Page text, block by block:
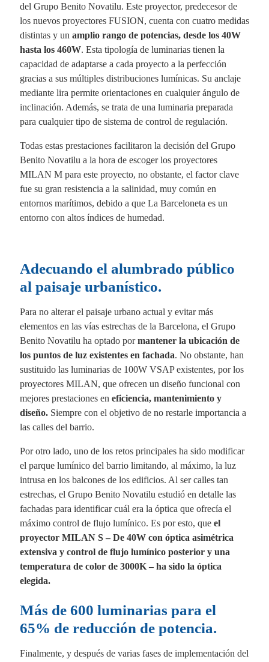
del Grupo Benito Novatilu. Este proyector, predecesor de
los nuevos proyectores FUSION, cuenta con cuatro medidas
distintas y un amplio rango de potencias, desde los 40W
hasta los 460W. Esta tipología de luminarias tienen la
capacidad de adaptarse a cada proyecto a la perfección
gracias a sus múltiples distribuciones lumínicas. Su anclaje
mediante lira permite orientaciones en cualquier ángulo de
inclinación. Además, se trata de una luminaria preparada
para cualquier tipo de sistema de control de regulación.
Todas estas prestaciones facilitaron la decisión del Grupo
Benito Novatilu a la hora de escoger los proyectores
MILAN M para este proyecto, no obstante, el factor clave
fue su gran resistencia a la salinidad, muy común en
entornos marítimos, debido a que La Barceloneta es un
entorno con altos índices de humedad.
Adecuando el alumbrado público
al paisaje urbanístico.
Para no alterar el paisaje urbano actual y evitar más
elementos en las vías estrechas de la Barcelona, el Grupo
Benito Novatilu ha optado pormantener la ubicación de
los puntos de luz existentes en fachada. No obstante, han
sustituido las luminarias de 100W VSAP existentes, por los
proyectores MILAN, que ofrecen un diseño funcional con
mejores prestaciones en eficiencia, mantenimiento y
diseño.Siempre con el objetivo de no restarle importancia a
las calles del barrio.
Por otro lado, uno de los retos principales ha sido modificar
el parque lumínico del barrio limitando, al máximo, la luz
intrusa en los balcones de los edificios. Al ser calles tan
estrechas, el Grupo Benito Novatilu estudió en detalle las
fachadas para identificar cuál era la óptica que ofrecía el
máximo control de flujo lumínico. Es por esto, que el
proyector MILAN S – De 40W con óptica asimétrica
extensiva y control de flujo lumínico posterior y una
temperatura de color de 3000K – ha sido la óptica
elegida.
Más de 600 luminarias para el
65% de reducción de potencia.
Finalmente, y después de varias fases de implementación del